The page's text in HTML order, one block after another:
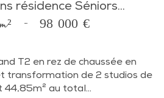
résidence Séniors...
- 98 000 €
T2 en rez de chaussée en
transformation de 2 studios de
44,85m² au total...